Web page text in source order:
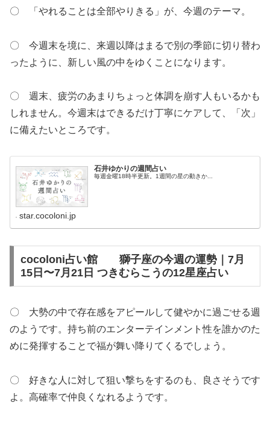
〇 「やれることは全部やりきる」が、今週のテーマ。
〇 今週末を境に、来週以降はまるで別の季節に切り替わ
ったように、新しい風の中をゆくことになります。
〇 週末、疲労のあまりちょっと体調を崩す人もいるかも
しれません。今週末はできるだけ丁寧にケアして、「次」
に備えたいところです。
石井ゆかりの週間占い
毎週金曜18時半更新。1週間の星の動きか...
star.cocoloni.jp
cocoloni占い館 獅子座の今週の運勢｜7月
15日〜7月21日 つきむらこうの12星座占い
〇 大勢の中で存在感をアピールして健やかに過ごせる週
のようです。持ち前のエンターテインメント性を誰かのた
めに発揮することで福が舞い降りてくるでしょう。
〇 好きな人に対して狙い撃ちをするのも、良さそうです
よ。高確率で仲良くなれるようです。